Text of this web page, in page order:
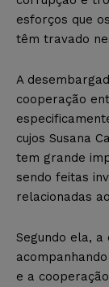
esforços que
têm travado
A
cooperação
cujos Susana
tem grande
sendo feitas
relacionadas
Segundo ela,
e a